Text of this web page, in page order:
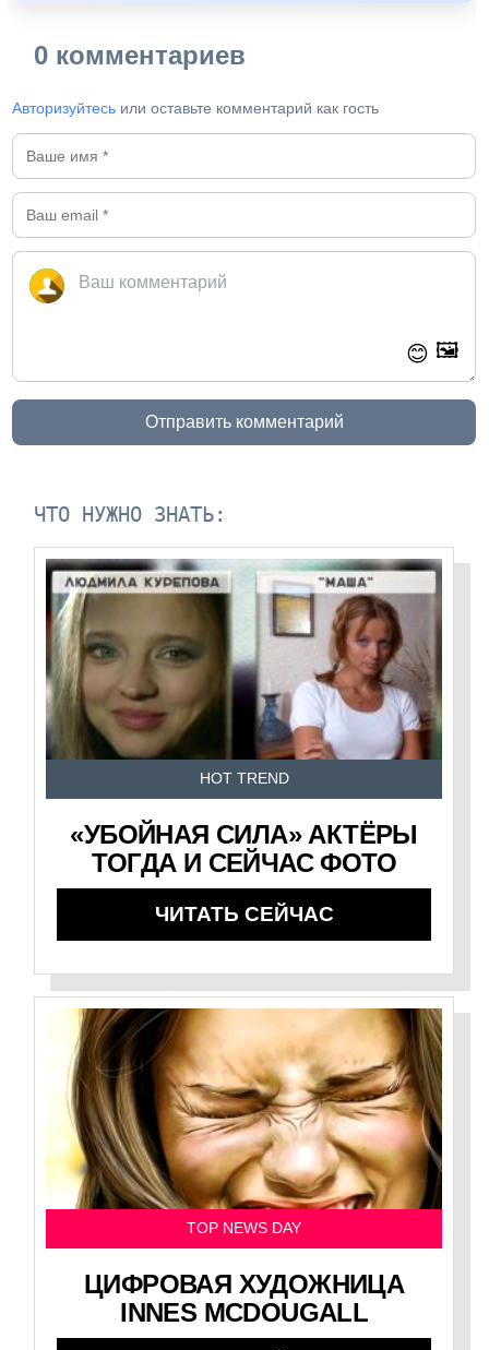
0 комментариев
Авторизуйтесь или оставьте комментарий как гость
😊 🖼️
Отправить комментарий
ЧТО НУЖНО ЗНАТЬ:
HOT TREND
«УБОЙНАЯ СИЛА» АКТЁРЫ
ТОГДА И СЕЙЧАС ФОТО
ЧИТАТЬ СЕЙЧАС
TOP NEWS DAY
ЦИФРОВАЯ ХУДОЖНИЦА
INNES MCDOUGALL